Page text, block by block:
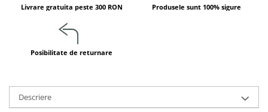
Dezvoltare vestibulara
Mingi terapeutice
Motricitate fina
Motricitate grosiera
Livrare gratuita peste 300 RON Produsele sunt 100% sigure
Posibilitate de returnare
Descriere